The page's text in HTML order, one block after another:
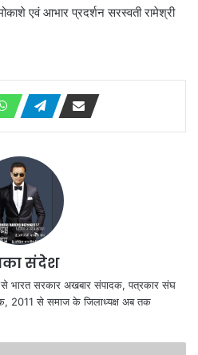
एवं आभार प्रदर्शन सरस्वती रामेश्री
संदेश
भारत सरकार अखबार संपादक, पत्रकार संघ
2011 से समाज के जिलाध्यक्ष अब तक